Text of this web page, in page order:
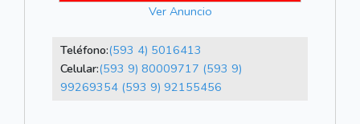
Ver Anuncio
Teléfono:(593 4) 5016413
Celular:(593 9) 80009717 (593 9)
99269354 (593 9) 92155456